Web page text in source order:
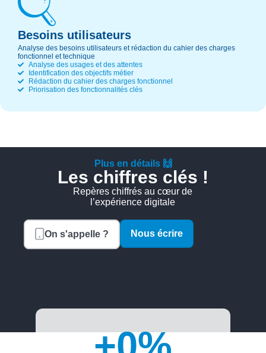
Besoins utilisateurs
Analyse des besoins utilisateurs et rédaction du cahier des charges
fonctionnel et technique
Analyse des usages et des attentes
Identification des objectifs métier
Rédaction du cahier des charges fonctionnel
Priorisation des fonctionnalités clés
Plus en détails 🙌
Les chiffres clés !
Repères chiffrés au cœur de
l’expérience digitale
On s'appelle ? Nous écrire